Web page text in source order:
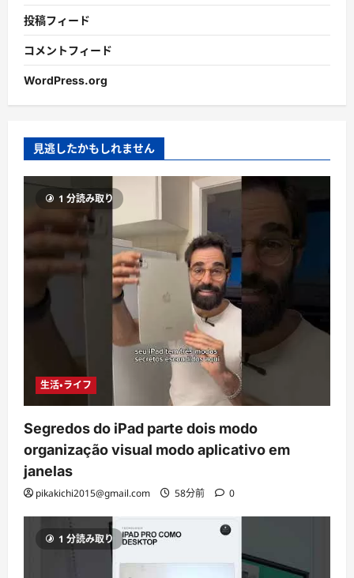
投稿フィード
コメントフィード
WordPress.org
見逃したかもしれません
1 分読み取り
生活・ライフ
Segredos do iPad parte dois modo
organização visual modo aplicativo em
janelas
pikakichi2015@gmail.com 58分前 0
1 分読み取り